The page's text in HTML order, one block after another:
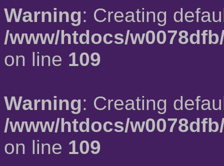
Warning: Creating
/www/htdocs/
on line 109
Warning: Creating
/www/htdocs/
on line 109